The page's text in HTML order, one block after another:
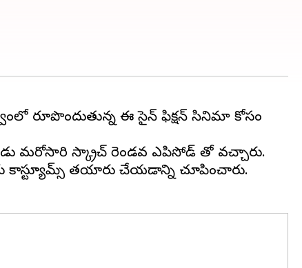
రూపొందుతున్న ఈ సైన్ ఫిక్షన్ సినిమా కోసం
మరోసారి స్క్రాచ్ రెండవ ఎపిసోడ్ తో వచ్చారు.
తయారు చేయడాన్ని చూపించారు.